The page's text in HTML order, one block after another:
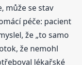
může se stav
péče: pacient
že „to samo
že nemohl
lékařské